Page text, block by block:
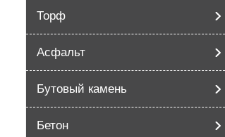
Торф
Асфальт
Бутовый камень
Бетон